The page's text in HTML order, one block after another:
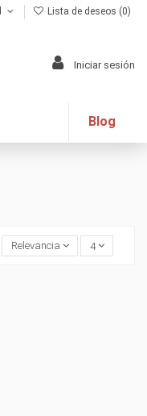
Lista de deseos (0)
Iniciar sesión
Blog
Relevancia 4